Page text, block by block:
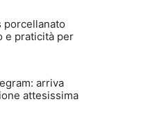
porcellanato
e praticità per
arriva
attesissima